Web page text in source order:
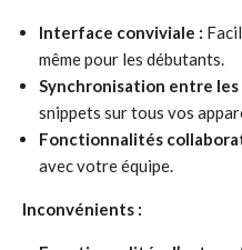
Interface conviviale :
même pour les débutants.
Synchronisation entre les
snippets sur tous vos
Fonctionnalités
avec votre équipe.
Inconvénients :